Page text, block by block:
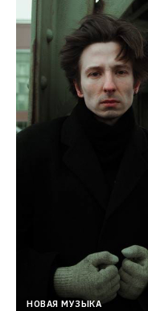
НОВАЯ МУЗЫКА